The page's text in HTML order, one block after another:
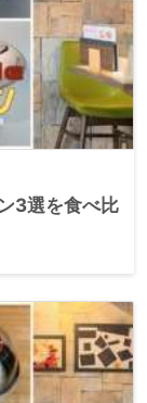
3選を食べ比